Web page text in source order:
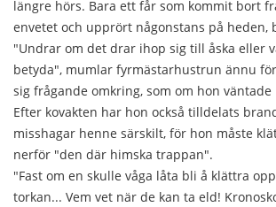
längre hörs. Bara ett får som kommit bort
envetet och upprört någonstans på heden,
"Undrar om det drar ihop sig till åska eller
betyda", mumlar fyrmästarhustrun ännu
sig frågande omkring, som om hon väntade
Efter kovakten har hon också tilldelats
misshagar henne särskilt, för hon måste
nerför "den där himska trappan".
"Fast om en skulle våga låta bli å klättra
torkan... Vem vet när de kan ta eld!